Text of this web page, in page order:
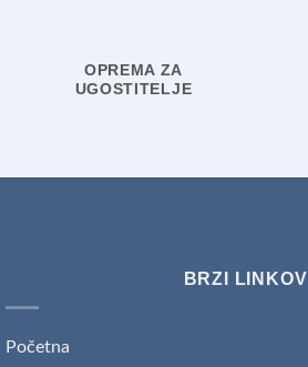
OPREMA ZA
UGOSTITELJE
BRZI LINKOVI
Početna